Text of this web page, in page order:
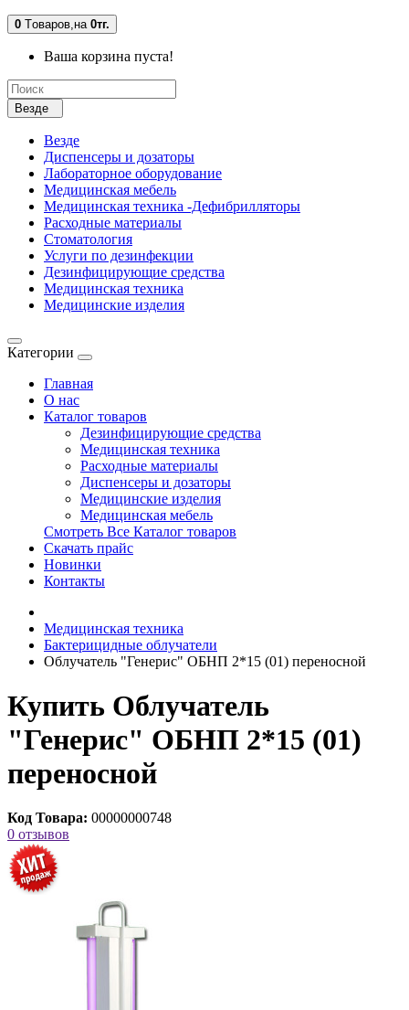
0 Tоваров, на 0тг.
Ваша корзина пуста!
Везде
Везде
Диспенсеры и дозаторы
Лабораторное оборудование
Медицинская мебель
Медицинская техника -Дефибрилляторы
Расходные материалы
Стоматология
Услуги по дезинфекции
Дезинфицирующие средства
Медицинская техника
Медицинские изделия
Категории
Главная
О нас
Каталог товаров
Дезинфицирующие средства
Медицинская техника
Расходные материалы
Диспенсеры и дозаторы
Медицинские изделия
Медицинская мебель
Смотреть Все Каталог товаров
Скачать прайс
Новинки
Контакты
Медицинская техника
Бактерицидные облучатели
Облучатель "Генерис" ОБНП 2*15 (01) переносной
Купить Облучатель
"Генерис" ОБНП 2*15 (01)
переносной
Код Товара: 00000000748
0 отзывов